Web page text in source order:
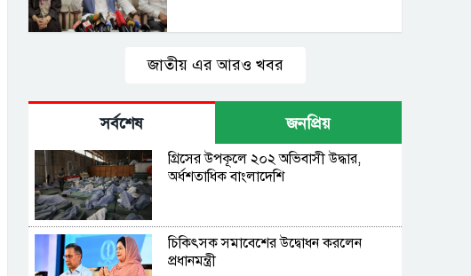
জাতীয় এর আরও খবর
সর্বশেষ জনপ্রিয়
গ্রিসের উপকূলে ২০২ অভিবাসী উদ্ধার,
অর্ধশতাধিক বাংলাদেশি
চিকিৎসক সমাবেশের উদ্বোধন করলেন
প্রধানমন্ত্রী